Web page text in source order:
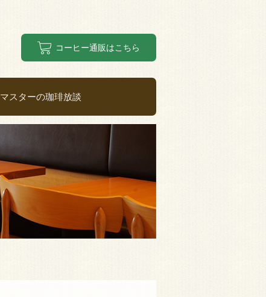
コーヒー通販はこちら
マスターの珈琲放談